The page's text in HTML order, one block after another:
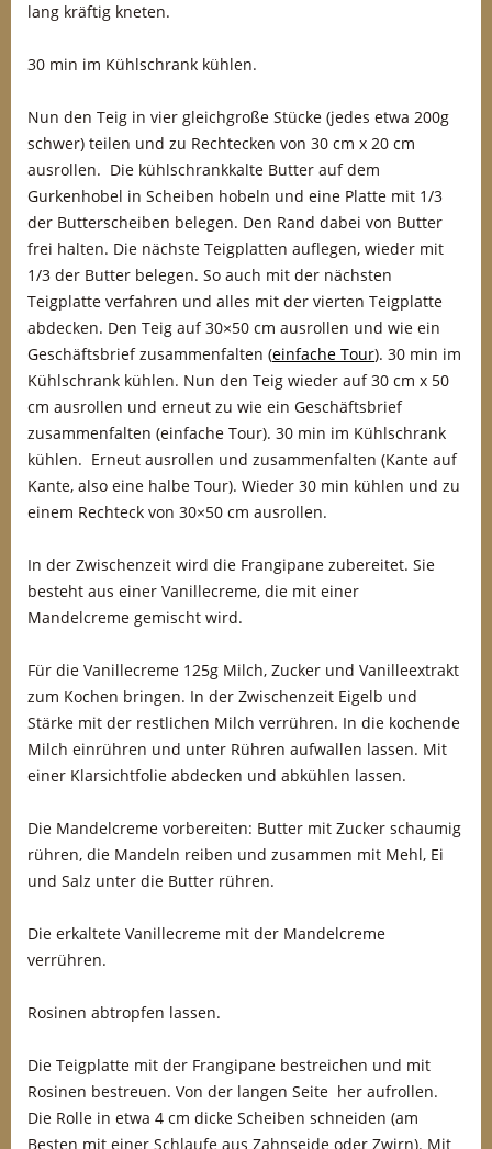
lang kräftig kneten.
30 min im Kühlschrank kühlen.
Nun den Teig in vier gleichgroße Stücke (jedes etwa 200g
schwer) teilen und zu Rechtecken von 30 cm x 20 cm
ausrollen. Die kühlschrankkalte Butter auf dem
Gurkenhobel in Scheiben hobeln und eine Platte mit 1/3
der Butterscheiben belegen. Den Rand dabei von Butter
frei halten. Die nächste Teigplatten auflegen, wieder mit
1/3 der Butter belegen. So auch mit der nächsten
Teigplatte verfahren und alles mit der vierten Teigplatte
abdecken. Den Teig auf 30×50 cm ausrollen und wie ein
Geschäftsbrief zusammenfalten (einfache Tour). 30 min im
Kühlschrank kühlen. Nun den Teig wieder auf 30 cm x 50
cm ausrollen und erneut zu wie ein Geschäftsbrief
zusammenfalten (einfache Tour). 30 min im Kühlschrank
kühlen. Erneut ausrollen und zusammenfalten (Kante auf
Kante, also eine halbe Tour). Wieder 30 min kühlen und zu
einem Rechteck von 30×50 cm ausrollen.
In der Zwischenzeit wird die Frangipane zubereitet. Sie
besteht aus einer Vanillecreme, die mit einer
Mandelcreme gemischt wird.
Für die Vanillecreme 125g Milch, Zucker und Vanilleextrakt
zum Kochen bringen. In der Zwischenzeit Eigelb und
Stärke mit der restlichen Milch verrühren. In die kochende
Milch einrühren und unter Rühren aufwallen lassen. Mit
einer Klarsichtfolie abdecken und abkühlen lassen.
Die Mandelcreme vorbereiten: Butter mit Zucker schaumig
rühren, die Mandeln reiben und zusammen mit Mehl, Ei
und Salz unter die Butter rühren.
Die erkaltete Vanillecreme mit der Mandelcreme
verrühren.
Rosinen abtropfen lassen.
Die Teigplatte mit der Frangipane bestreichen und mit
Rosinen bestreuen. Von der langen Seite her aufrollen.
Die Rolle in etwa 4 cm dicke Scheiben schneiden (am
Besten mit einer Schlaufe aus Zahnseide oder Zwirn). Mit